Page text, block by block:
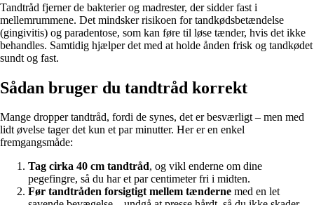
Tandtråd fjerner de bakterier og madrester, der sidder fast i
mellemrummene. Det mindsker risikoen for tandkødsbetændelse
(gingivitis) og paradentose, som kan føre til løse tænder, hvis det ikke
behandles. Samtidig hjælper det med at holde ånden frisk og tandkødet
sundt og fast.
Sådan bruger du tandtråd korrekt
Mange dropper tandtråd, fordi de synes, det er besværligt – men med
lidt øvelse tager det kun et par minutter. Her er en enkel
fremgangsmåde:
Tag cirka 40 cm tandtråd, og vikl enderne om dine
pegefingre, så du har et par centimeter fri i midten.
Før tandtråden forsigtigt mellem tænderne med en let